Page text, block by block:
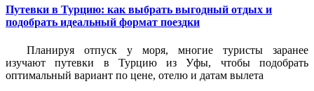
Путевки в Турцию: как выбрать выгодный отдых и
подобрать идеальный формат поездки
Планируя отпуск у моря, многие туристы заранее
изучают путевки в Турцию из Уфы, чтобы подобрать
оптимальный вариант по цене, отелю и датам вылета